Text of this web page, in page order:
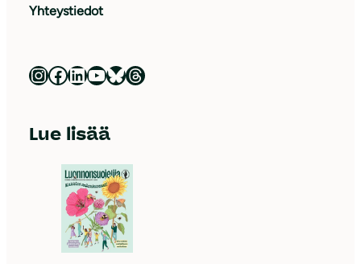
Yhteystiedot
Luonnonsuojeluliitto Instagramissa Luonnonsuojeluliitto Facebookissa Luonnonsuojeluliitto LinkedInissä Luonnonsuojeluliiton YouTube-kanava Luonnonsuojeluliitto Blueskyssa Luonnonsuojeluliitto Threadsissa
Lue lisää